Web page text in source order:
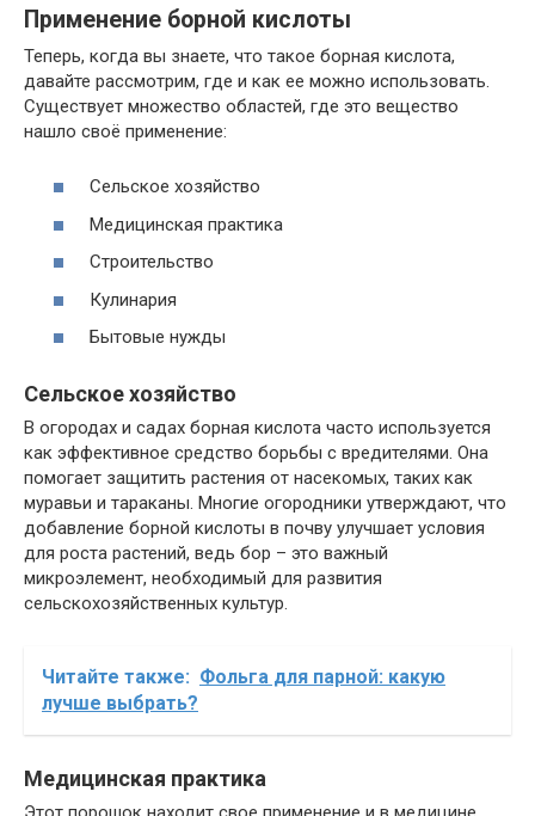
Применение борной кислоты
Теперь, когда вы знаете, что такое борная кислота,
давайте рассмотрим, где и как ее можно использовать.
Существует множество областей, где это вещество
нашло своё применение:
Сельское хозяйство
Медицинская практика
Строительство
Кулинария
Бытовые нужды
Сельское хозяйство
В огородах и садах борная кислота часто используется
как эффективное средство борьбы с вредителями. Она
помогает защитить растения от насекомых, таких как
муравьи и тараканы. Многие огородники утверждают, что
добавление борной кислоты в почву улучшает условия
для роста растений, ведь бор – это важный
микроэлемент, необходимый для развития
сельскохозяйственных культур.
Читайте также: Фольга для парной: какую
лучше выбрать?
Медицинская практика